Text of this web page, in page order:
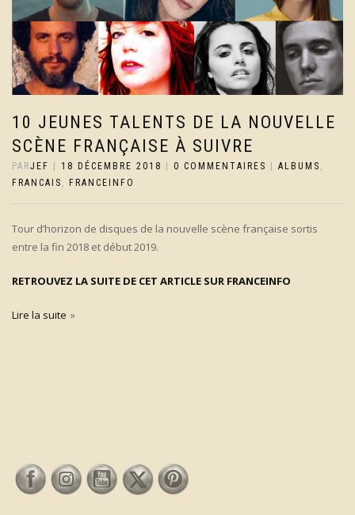
10 JEUNES TALENTS DE LA NOUVELLE
SCÈNE FRANÇAISE À SUIVRE
PARJEF | 18 DÉCEMBRE 2018 | 0 COMMENTAIRES | ALBUMS
FRANCAIS
FRANCEINFO
Tour d’horizon de disques de la nouvelle scène française sortis
entre la fin 2018 et début 2019.
RETROUVEZ LA SUITE DE CET ARTICLE SUR FRANCEINFO
Lire la suite